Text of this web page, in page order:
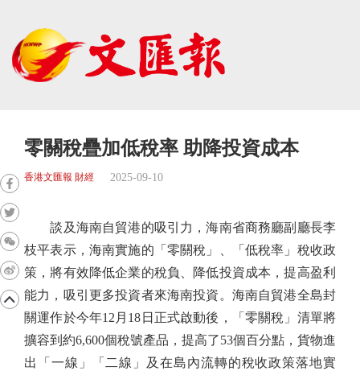
零關稅疊加低稅率 助降投資成本
香港文匯報 財經 2025-09-10
談及海南自貿港的吸引力，海南省商務廳副廳長李
枝平表示，海南實施的「零關稅」、「低稅率」稅收政
策，將有效降低企業的稅負、降低投資成本，提高盈利
能力，吸引更多投資者來海南投資。海南自貿港全島封
關運作於今年12月18日正式啟動後，「零關稅」清單將
擴容到約6,600個稅號產品，提高了53個百分點，貨物進
出「一線」「二線」及在島內流轉的稅收政策落地實